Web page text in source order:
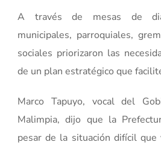
A través de mesas de
municipales, parroquiales,
sociales priorizaron las
de un plan estratégico que
Marco Tapuyo, vocal del
Malimpia, dijo que la
pesar de la situación difícil